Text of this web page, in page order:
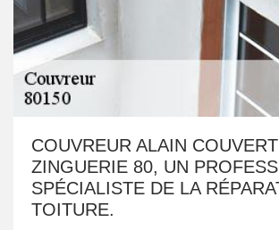
COUVREUR ALAIN
ZINGUERIE 80, UN
SPÉCIALISTE DE LA
TOITURE.